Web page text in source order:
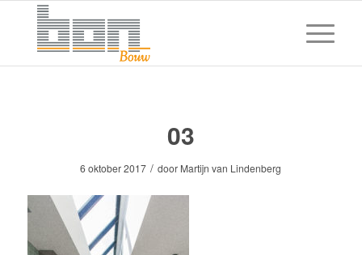
03
6 oktober 2017 / door Martijn van Lindenberg